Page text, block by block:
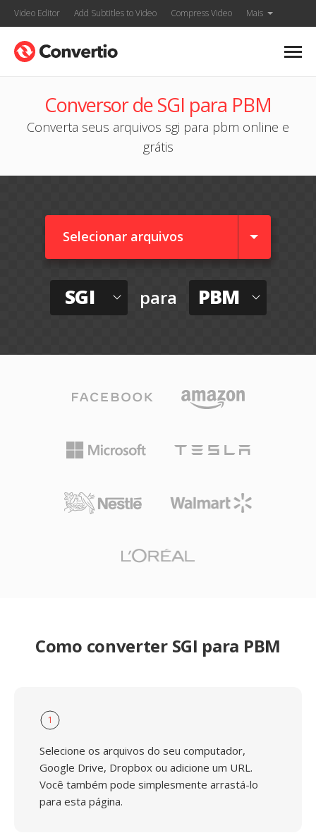
Video Editor Add Subtitles to Video Compress Video Mais
Conversor de SGI para PBM
Converta seus arquivos sgi para pbm online e
grátis
Selecionar arquivos
SGI para PBM
Como converter SGI para PBM
1
Selecione os arquivos do seu computador,
Google Drive, Dropbox ou adicione um URL.
Você também pode simplesmente arrastá-lo
para esta página.